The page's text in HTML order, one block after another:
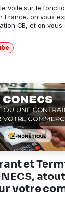
voile sur le
France, on vous
CB, et on
et
votre